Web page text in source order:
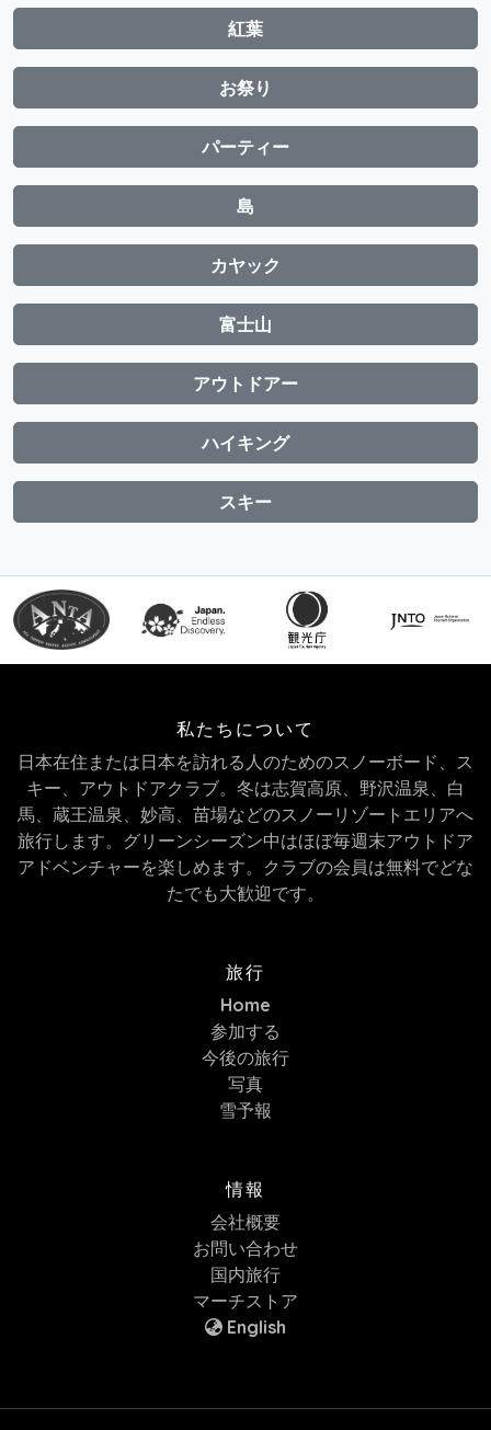
紅葉
お祭り
パーティー
島
カヤック
富士山
アウトドアー
ハイキング
スキー
私たちについて
日本在住または日本を訪れる人のためのスノーボード、ス
キー、アウトドアクラブ。冬は志賀高原、野沢温泉、白
馬、蔵王温泉、妙高、苗場などのスノーリゾートエリアへ
旅行します。グリーンシーズン中はほぼ毎週末アウトドア
アドベンチャーを楽しめます。クラブの会員は無料でどな
たでも大歓迎です。
旅行
Home
参加する
今後の旅行
写真
雪予報
情報
会社概要
お問い合わせ
国内旅行
マーチストア
English